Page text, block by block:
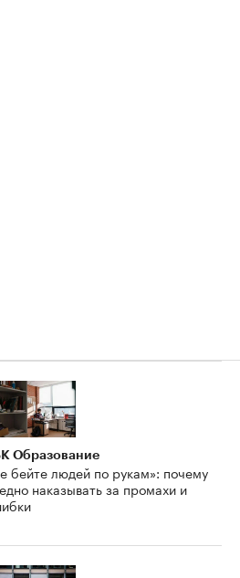
Образование
бейте людей по рукам»: почему
наказывать за промахи и